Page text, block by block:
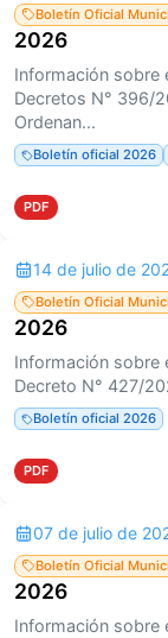
Boletín Oficial
2026
Información sobre
Decretos N° 396/
Ordenan...
Boletín oficial 2026
PDF
14 de julio de
Boletín Oficial
2026
Información sobre
Decreto N° 427/
Boletín oficial 2026
PDF
07 de julio de
Boletín Oficial
2026
Información sobre